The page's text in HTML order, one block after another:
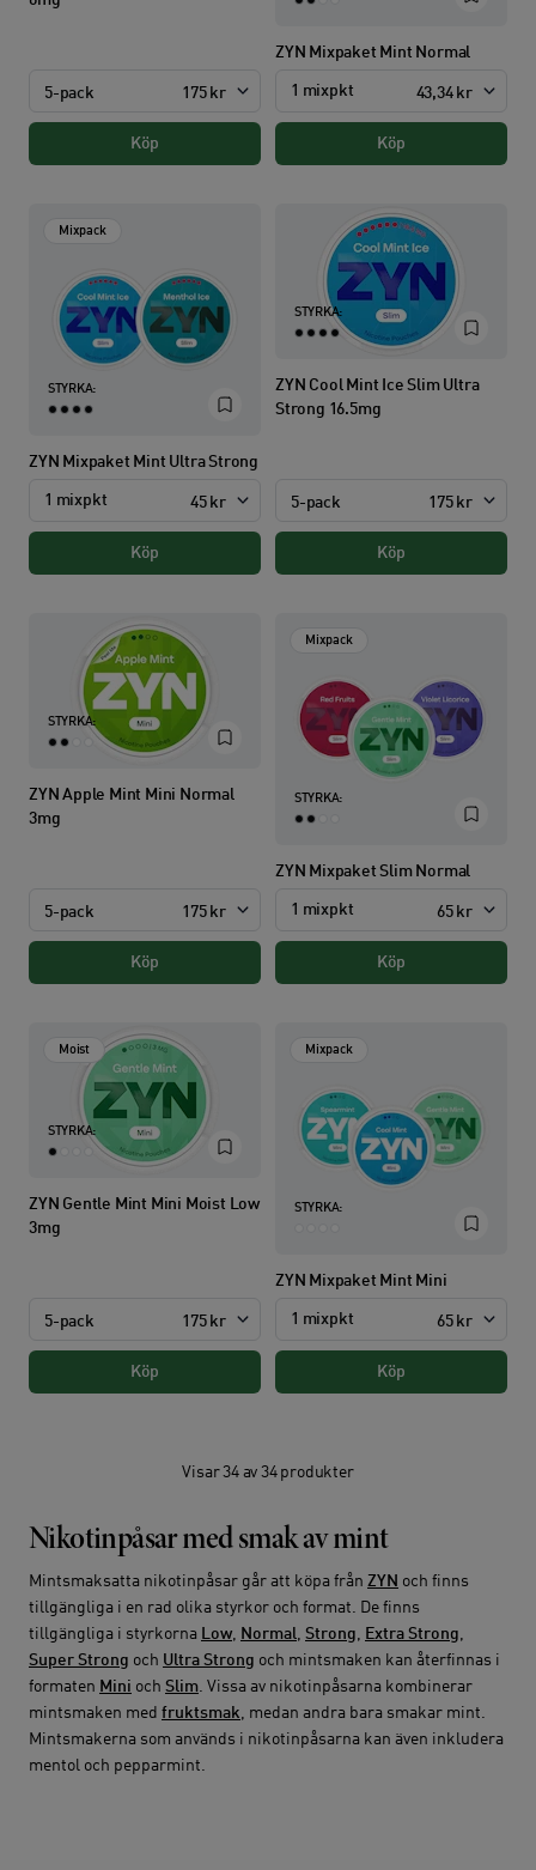
5-pack 175 kr
Köp
ZYN Mixpaket Mint Normal
1 mixpkt 43,34 kr
Köp
STYRKA:
ZYN Mixpaket Mint Ultra Strong
Mixpack
1 mixpkt 45 kr
Köp
STYRKA:
ZYN Cool Mint Ice Slim Ultra
Strong 16.5mg
5-pack 175 kr
Köp
STYRKA:
ZYN Apple Mint Mini Normal
3mg
5-pack 175 kr
Köp
STYRKA:
ZYN Mixpaket Slim Normal
Mixpack
1 mixpkt 65 kr
Köp
STYRKA:
ZYN Gentle Mint Mini Moist Low
3mg
Moist
5-pack 175 kr
Köp
STYRKA:
ZYN Mixpaket Mint Mini
Mixpack
1 mixpkt 65 kr
Köp
Visar 34 av 34 produkter
Nikotinpåsar med smak av mint
Mintsmaksatta nikotinpåsar går att köpa från ZYN och finns
tillgängliga i en rad olika styrkor och format. De finns
tillgängliga i styrkorna Low, Normal, Strong, Extra Strong,
Super Strong och Ultra Strong och mintsmaken kan återfinnas i
formaten Mini och Slim. Vissa av nikotinpåsarna kombinerar
mintsmaken med fruktsmak, medan andra bara smakar mint.
Mintsmakerna som används i nikotinpåsarna kan även inkludera
mentol och pepparmint.